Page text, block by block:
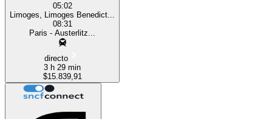
05:02
Limoges, Limoges Benedict...
08:31
Paris - Austerlitz...
directo
3 h 29 min
$15.839,91